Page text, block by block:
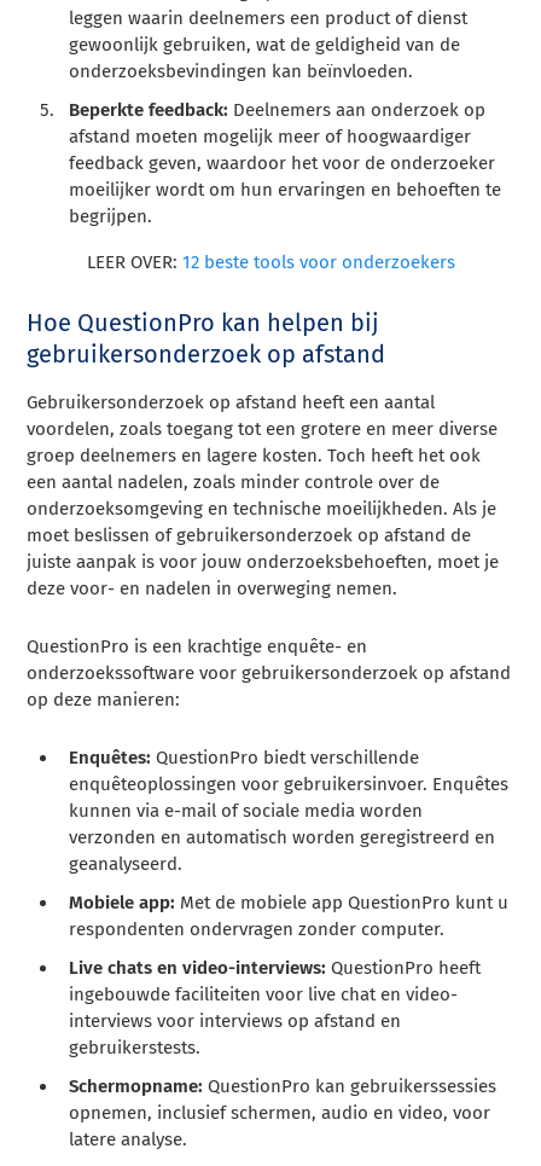
leggen waarin deelnemers een product of dienst
gewoonlijk gebruiken, wat de geldigheid van de
onderzoeksbevindingen kan beïnvloeden.
Beperkte feedback: Deelnemers aan onderzoek op
afstand moeten mogelijk meer of hoogwaardiger
feedback geven, waardoor het voor de onderzoeker
moeilijker wordt om hun ervaringen en behoeften te
begrijpen.
LEER OVER: 12 beste tools voor onderzoekers
Hoe QuestionPro kan helpen bij
gebruikersonderzoek op afstand
Gebruikersonderzoek op afstand heeft een aantal
voordelen, zoals toegang tot een grotere en meer diverse
groep deelnemers en lagere kosten. Toch heeft het ook
een aantal nadelen, zoals minder controle over de
onderzoeksomgeving en technische moeilijkheden. Als je
moet beslissen of gebruikersonderzoek op afstand de
juiste aanpak is voor jouw onderzoeksbehoeften, moet je
deze voor- en nadelen in overweging nemen.
QuestionPro is een krachtige enquête- en
onderzoekssoftware voor gebruikersonderzoek op afstand
op deze manieren:
Enquêtes: QuestionPro biedt verschillende
enquêteoplossingen voor gebruikersinvoer. Enquêtes
kunnen via e-mail of sociale media worden
verzonden en automatisch worden geregistreerd en
geanalyseerd.
Mobiele app: Met de mobiele app QuestionPro kunt u
respondenten ondervragen zonder computer.
Live chats en video-interviews: QuestionPro heeft
ingebouwde faciliteiten voor live chat en video-
interviews voor interviews op afstand en
gebruikerstests.
Schermopname: QuestionPro kan gebruikerssessies
opnemen, inclusief schermen, audio en video, voor
latere analyse.